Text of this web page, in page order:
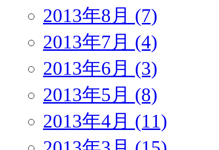
2013年8月 (7)
2013年7月 (4)
2013年6月 (3)
2013年5月 (8)
2013年4月 (11)